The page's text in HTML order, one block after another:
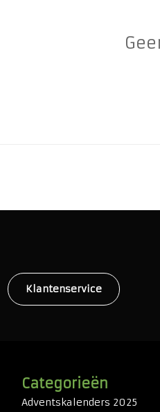
Klantenservice
Categorieën
Adventskalenders 2025